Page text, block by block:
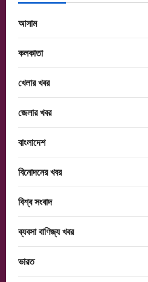
আসাম
কলকাতা
খেলার খবর
জেলার খবর
বাংলাদেশ
বিনোদনের খবর
বিশ্ব সংবাদ
ব্যবসা বাণিজ্য খবর
ভারত